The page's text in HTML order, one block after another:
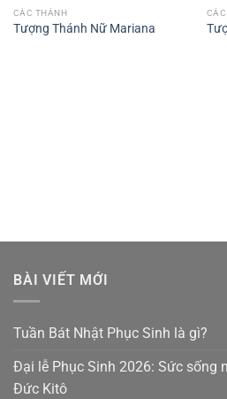
CÁC THÁNH
Tượng Thánh Nữ Mariana
BÀI VIẾT MỚI
Tuần Bát Nhật Phục Sinh là gì?
Đại lễ Phục Sinh 2026: Sức sống
Đức Kitô